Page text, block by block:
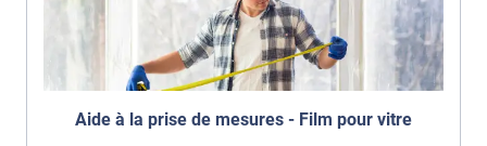
Aide à la prise de mesures - Film pour vitre